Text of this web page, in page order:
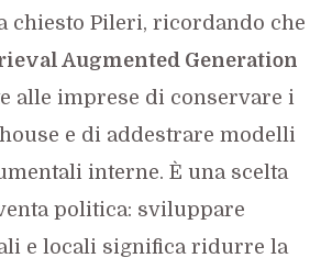
chiesto Pileri, ricordando che
Augmented Generation
alle imprese di conservare i
e di addestrare modelli
interne. È una scelta
politica: sviluppare
e locali significa ridurre la